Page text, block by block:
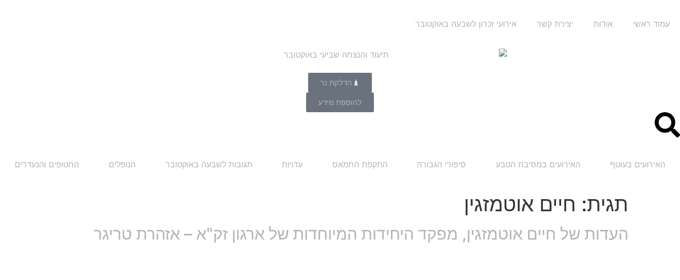
עמוד ראשי אודות יצירת קשר אירועי זכרון לשבעה באוקטובר
הדלקת נר
להוספת מידע
האירועים בעוטף האירועים במסיבת הטבע סיפורי הגבורה התקפת החמאס עדויות תגובות לשבעה באוקטובר הנופלים החטופים והנעדרים
תגית: חיים אוטמזגין
העדות של חיים אוטמזגין, מפקד היחידות המיוחדות של ארגון זק"א – אזהרת טריגר